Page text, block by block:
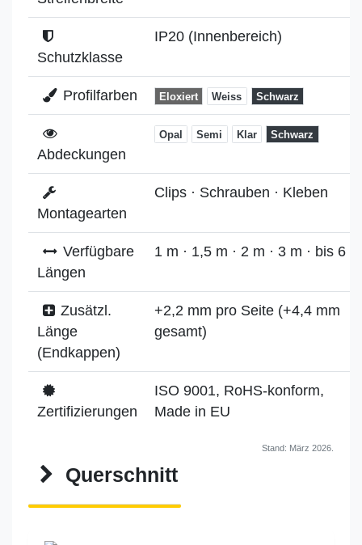
Schutzklasse
IP20 (Innenbereich)
Profilfarben Eloxiert Weiss Schwarz
Abdeckungen
Opal Semi Klar Schwarz
Montagearten
Clips · Schrauben · Kleben
Verfügbare
Längen
1 m · 1,5 m · 2 m · 3 m · bis 6 m
Zusätzl.
Länge
(Endkappen)
+2,2 mm pro Seite (+4,4 mm
gesamt)
Zertifizierungen
ISO 9001, RoHS-konform,
Made in EU
Stand: März 2026.
Querschnitt